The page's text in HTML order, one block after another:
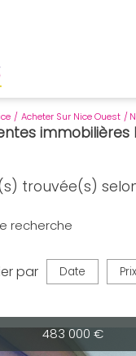
Acheter Sur Nice Ouest
trouvée(s)
recherche
par Date Prix
483 000 €